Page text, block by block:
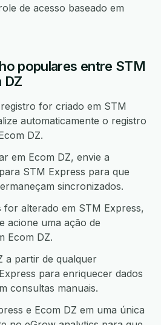
de acesso baseado em
populares entre STM
DZ
for criado em STM
automaticamente o registro
DZ.
em Ecom DZ, envie a
STM Express para que
sincronizados.
alterado em STM Express,
acione uma ação de
Ecom DZ.
a partir de qualquer
para enriquecer dados
consultas manuais.
e Ecom DZ em uma única